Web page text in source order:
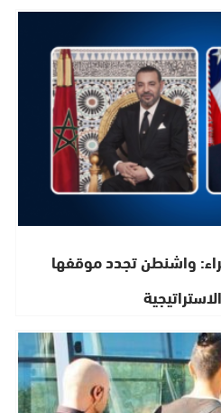
واشنطن تجدد موقفها